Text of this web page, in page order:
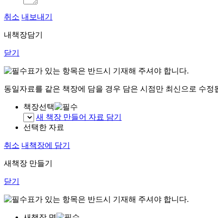
취소 내보내기
내책장담기
닫기
표가 있는 항목은 반드시 기재해 주셔야 합니다.
동일자료를 같은 책장에 담을 경우 담은 시점만 최신으로 수정
책장선택
새 책장 만들어 자료 담기
선택한 자료
취소 내책장에 담기
새책장 만들기
닫기
표가 있는 항목은 반드시 기재해 주셔야 합니다.